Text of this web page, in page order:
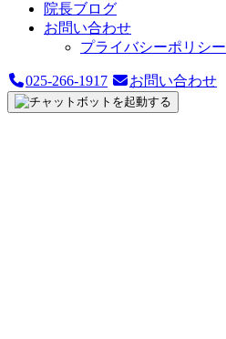
院長ブログ
お問い合わせ
プライバシーポリシー
025-266-1917 お問い合わせ